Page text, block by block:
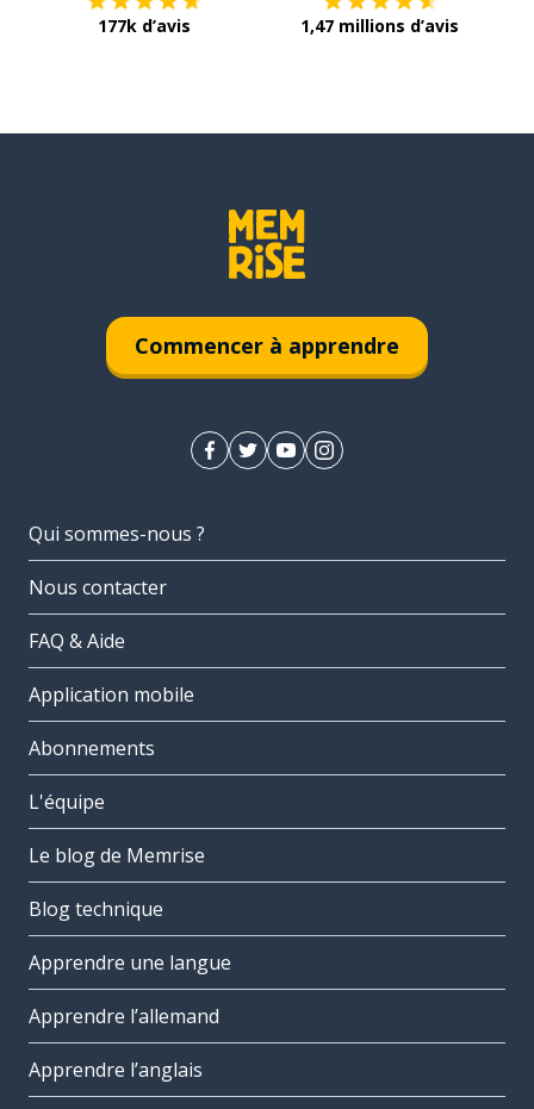
177k d’avis 1,47 millions d’avis
Commencer à apprendre
Qui sommes-nous ?
Nous contacter
FAQ & Aide
Application mobile
Abonnements
L'équipe
Le blog de Memrise
Blog technique
Apprendre une langue
Apprendre l’allemand
Apprendre l’anglais